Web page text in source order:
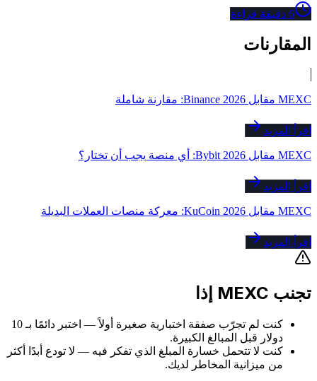
6 دقيقة قراءة
المقارنات
MEXC مقابل Binance 2026: مقارنة شاملة
اقرأ المزيد
MEXC مقابل Bybit 2026: أي منصة يجب أن تختار؟
اقرأ المزيد
MEXC مقابل KuCoin 2026: معركة منصات العملات البديلة
اقرأ المزيد
تجنب MEXC إذا
كنت لم تجرّب صفقة اختبارية صغيرة أولاً — اختبر دائمًا بـ 10
دولار قبل المبالغ الكبيرة.
كنت لا تتحمل خسارة المبلغ الذي تفكر فيه — لا تودع أبدًا أكثر
من ميزانية المخاطر لديك.